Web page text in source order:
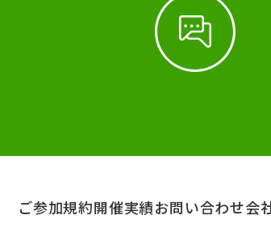
ご参加規約開催実績お問い合わせ会